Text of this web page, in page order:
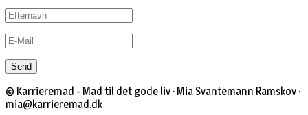
© Karrieremad - Mad til det gode liv · Mia Svantemann Ramskov ·
mia@karrieremad.dk